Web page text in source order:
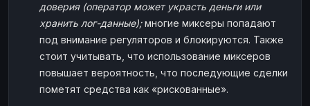
доверия (оператор может украсть деньги или
хранить лог-данные);многие миксеры попадают
под внимание регуляторов и блокируются. Также
стоит учитывать, что использование миксеров
повышает вероятность, что последующие сделки
пометят средства как «рискованные».